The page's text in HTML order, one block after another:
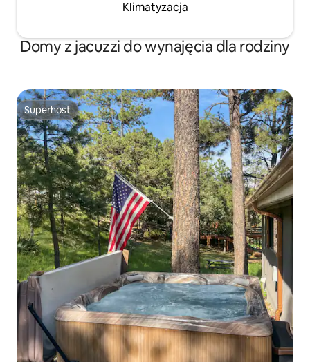
Klimatyzacja
Domy z jacuzzi do wynajęcia dla rodziny
Superhost
Superhost